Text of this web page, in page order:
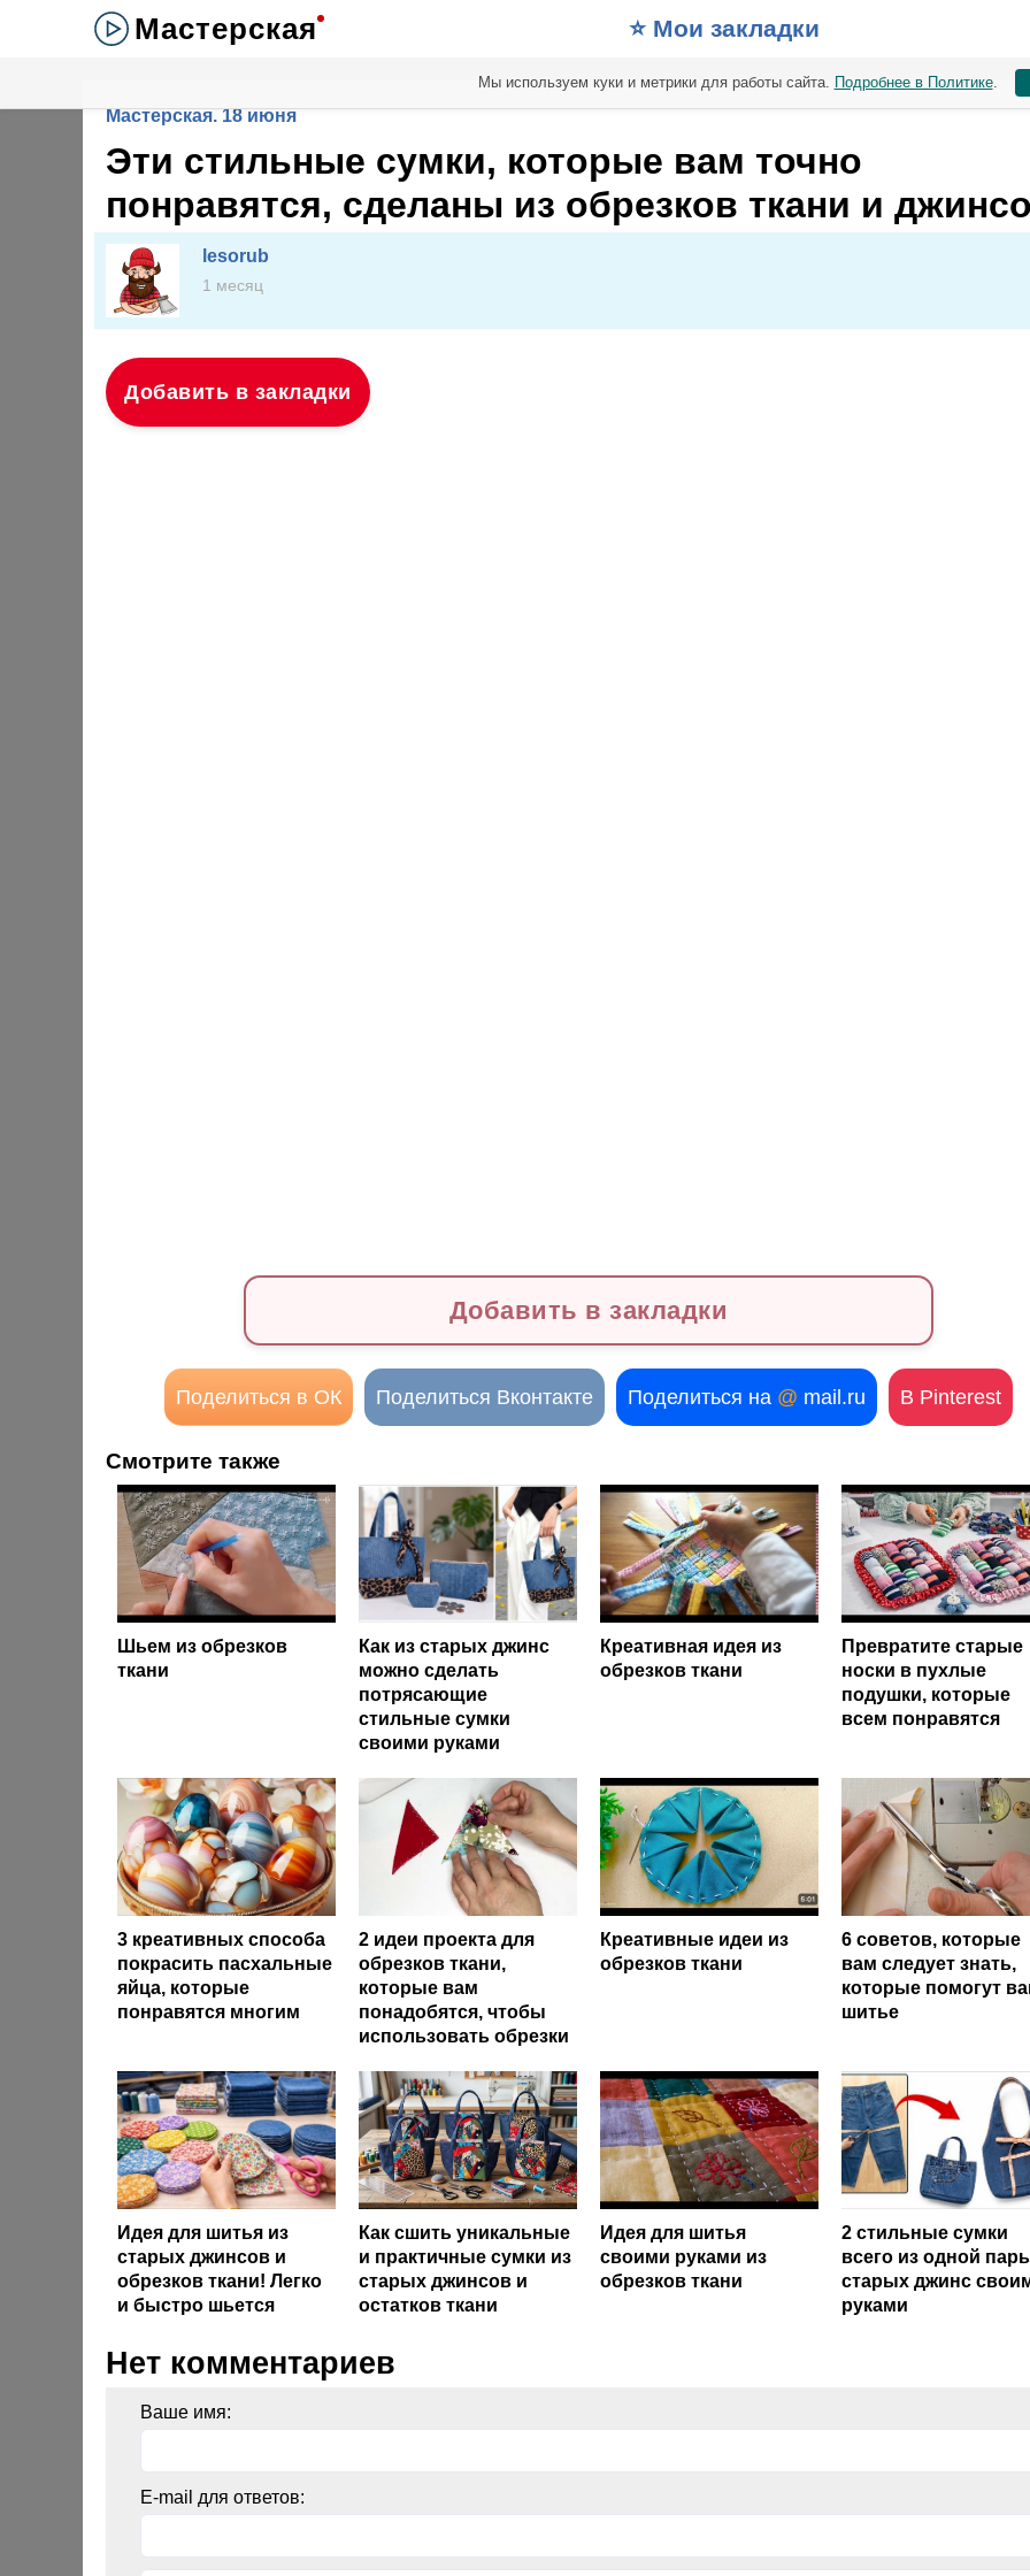
Мастерская ⭐️ Мои закладки
Мастерская. 18 июня
Эти стильные сумки, которые вам точно
понравятся, сделаны из обрезков ткани и
lesorub
1 месяц
Добавить в закладки
Добавить в закладки
Поделиться в ОК Поделиться Вконтакте Поделиться на @ mail.ru В Pinterest
Смотрите также
Шьем из обрезков
ткани
Как из старых джинс
можно сделать
потрясающие
стильные сумки
своими руками
Креативная идея из
обрезков ткани
Превратите старые
носки в пухлые
подушки, которые
всем понравятся
3 креативных способа
покрасить пасхальные
яйца, которые
понравятся многим
2 идеи проекта для
обрезков ткани,
которые вам
понадобятся, чтобы
использовать обрезки
Креативные идеи из
обрезков ткани
6 советов, которые
вам следует знать,
которые помогут
шитье
Идея для шитья из
старых джинсов и
обрезков ткани! Легко
и быстро шьется
Как сшить уникальные
и практичные сумки из
старых джинсов и
остатков ткани
Идея для шитья
своими руками из
обрезков ткани
2 стильные сумки
всего из одной
старых джинс
руками
Нет комментариев
Ваше имя:
E-mail для ответов:
Мы используем куки и метрики для работы сайта. Подробнее в Политике.